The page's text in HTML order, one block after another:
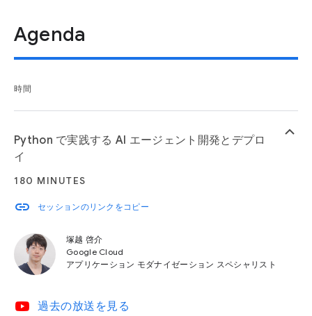
Agenda
時間
Python で実践する AI エージェント開発とデプロ
イ
180 MINUTES
link セッションのリンクをコピー
塚越 啓介
Google Cloud
アプリケーション モダナイゼーション スペシャリスト
video_youtube 過去の放送を見る
keyboard_arrow_up